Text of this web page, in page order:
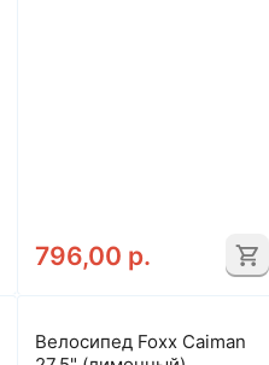
796,00 р.
Велосипед Foxx Caiman